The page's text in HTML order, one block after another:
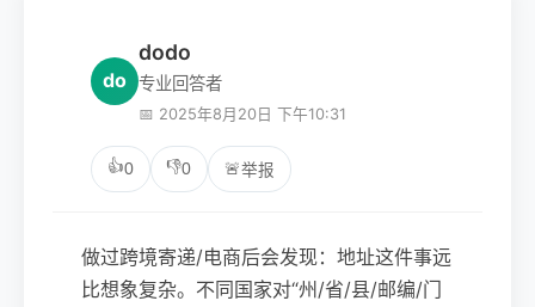
do
dodo
专业回答者
📅 2025年8月20日 下午10:31
👍0 👎0 🚨举报
做过跨境寄递/电商后会发现：地址这件事远
比想象复杂。不同国家对“州/省/县/邮编/门